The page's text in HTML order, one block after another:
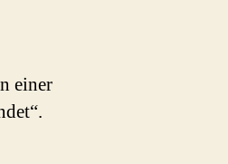
einer